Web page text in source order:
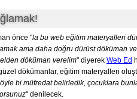
önce "la bu web eğitim materyalleri
ama daha doğru dürüst döküman
elden döküman verelim" diyerek Web Ed
dökümanlar, eğitim materyalleri
bi müfredat belirledik, çocuklara
" denilecek.